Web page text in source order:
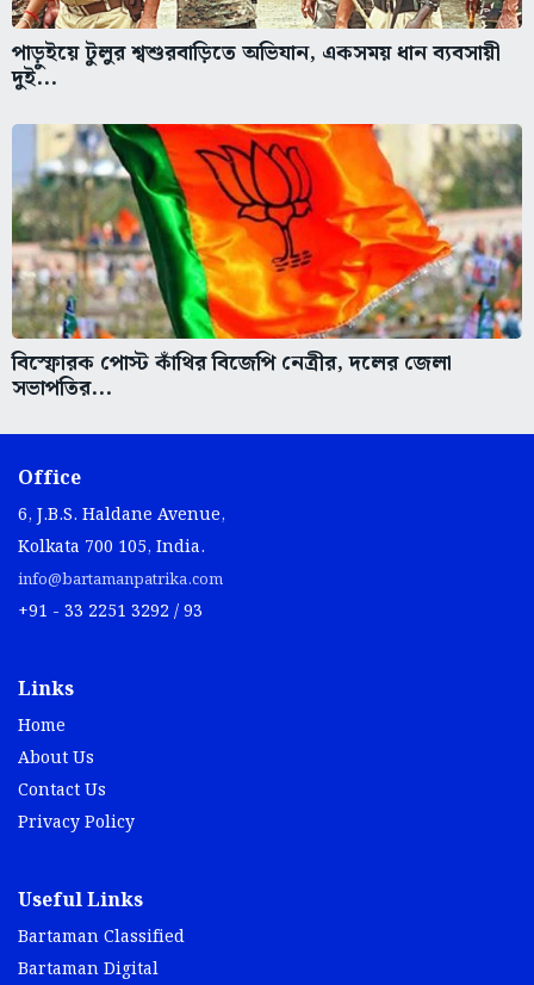
পাড়ুইয়ে টুলুর শ্বশুরবাড়িতে অভিযান, একসময় ধান ব্যবসায়ী
দুই...
বিস্ফোরক পোস্ট কাঁথির বিজেপি নেত্রীর, দলের জেলা
সভাপতির...
Office
6, J.B.S. Haldane Avenue,
Kolkata 700 105, India.
info@bartamanpatrika.com
+91 - 33 2251 3292 / 93
Links
Home
About Us
Contact Us
Privacy Policy
Useful Links
Bartaman Classified
Bartaman Digital